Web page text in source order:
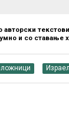
и со ставање
Израел